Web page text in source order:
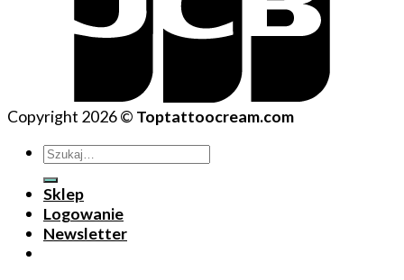
Copyright 2026 © Toptattoocream.com
Szukaj:
Sklep
Logowanie
Newsletter